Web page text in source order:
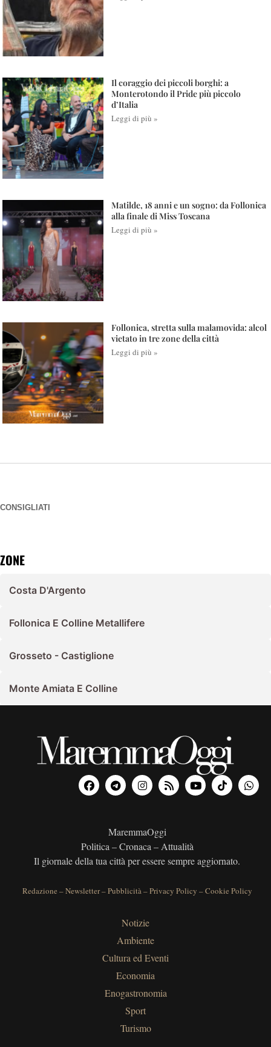
Il coraggio dei piccoli borghi: a
Monterotondo il Pride più piccolo
d’Italia
Leggi di più »
Matilde, 18 anni e un sogno: da Follonica
alla finale di Miss Toscana
Leggi di più »
Follonica, stretta sulla malamovida: alcol
vietato in tre zone della città
Leggi di più »
CONSIGLIATI
ZONE
Costa D'Argento
Follonica E Colline Metallifere
Grosseto - Castiglione
Monte Amiata E Colline
MaremmaOggi
Politica – Cronaca – Attualità
Il giornale della tua città per essere sempre aggiornato.
Redazione –Newsletter–Pubblicità–Privacy Policy –Cookie Policy
Notizie
Ambiente
Cultura ed Eventi
Economia
Enogastronomia
Sport
Turismo